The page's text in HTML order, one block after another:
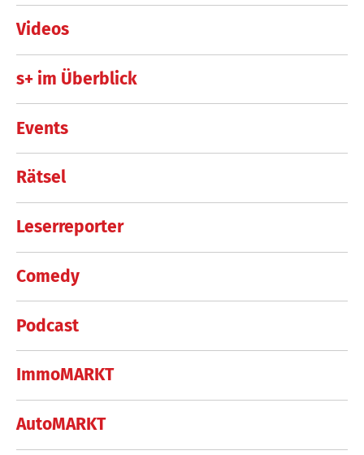
Videos
s+ im Überblick
Events
Rätsel
Leserreporter
Comedy
Podcast
ImmoMARKT
AutoMARKT